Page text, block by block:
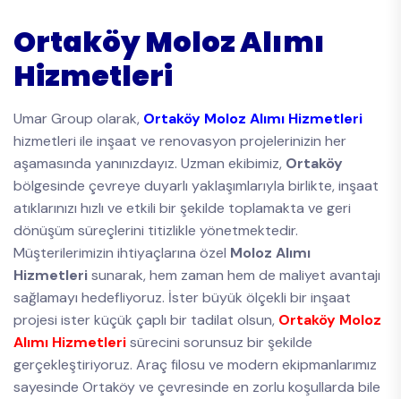
Ortaköy Moloz Alımı
Hizmetleri
Umar Group olarak, Ortaköy Moloz Alımı Hizmetleri
hizmetleri ile inşaat ve renovasyon projelerinizin her
aşamasında yanınızdayız. Uzman ekibimiz, Ortaköy
bölgesinde çevreye duyarlı yaklaşımlarıyla birlikte, inşaat
atıklarınızı hızlı ve etkili bir şekilde toplamakta ve geri
dönüşüm süreçlerini titizlikle yönetmektedir.
Müşterilerimizin ihtiyaçlarına özel Moloz Alımı
Hizmetlerisunarak, hem zaman hem de maliyet avantajı
sağlamayı hedefliyoruz. İster büyük ölçekli bir inşaat
projesi ister küçük çaplı bir tadilat olsun, Ortaköy Moloz
Alımı Hizmetlerisürecini sorunsuz bir şekilde
gerçekleştiriyoruz. Araç filosu ve modern ekipmanlarımız
sayesinde Ortaköy ve çevresinde en zorlu koşullarda bile